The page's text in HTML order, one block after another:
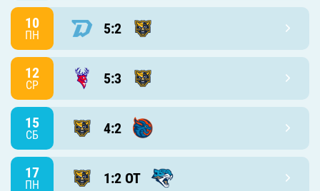
10
ПН 5:2
12
СР 5:3
15
СБ 4:2
17
ПН 1:2 ОТ